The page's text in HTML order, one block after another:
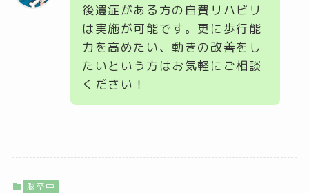
後遺症がある方の自費リハビリ
は実施が可能です。更に歩行能
力を高めたい、動きの改善をし
たいという方はお気軽にご相談
ください！
脳卒中